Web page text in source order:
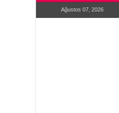
Ağustos 07, 2026